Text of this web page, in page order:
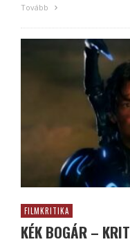
Tovább
FILMKRITIKA
KÉK BOGÁR –